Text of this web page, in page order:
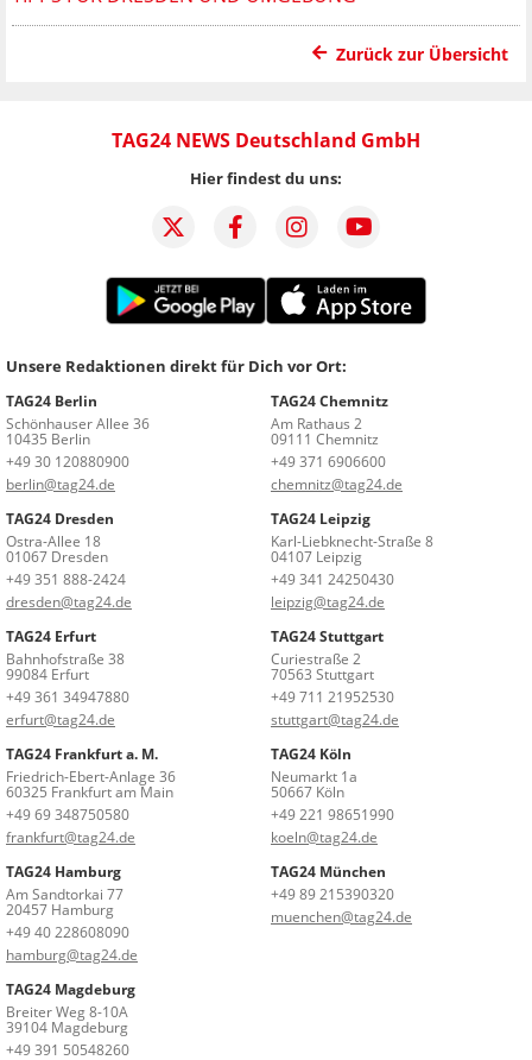
Zurück zur Übersicht
TAG24 NEWS Deutschland GmbH
Hier findest du uns:
Unsere Redaktionen direkt für Dich vor Ort:
TAG24 Berlin
Schönhauser Allee 36
10435 Berlin
+49 30 120880900
berlin@tag24.de
TAG24 Chemnitz
Am Rathaus 2
09111 Chemnitz
+49 371 6906600
chemnitz@tag24.de
TAG24 Dresden
Ostra-Allee 18
01067 Dresden
+49 351 888-2424
dresden@tag24.de
TAG24 Leipzig
Karl-Liebknecht-Straße 8
04107 Leipzig
+49 341 24250430
leipzig@tag24.de
TAG24 Erfurt
Bahnhofstraße 38
99084 Erfurt
+49 361 34947880
erfurt@tag24.de
TAG24 Stuttgart
Curiestraße 2
70563 Stuttgart
+49 711 21952530
stuttgart@tag24.de
TAG24 Frankfurt a. M.
Friedrich-Ebert-Anlage 36
60325 Frankfurt am Main
+49 69 348750580
frankfurt@tag24.de
TAG24 Köln
Neumarkt 1a
50667 Köln
+49 221 98651990
koeln@tag24.de
TAG24 Hamburg
Am Sandtorkai 77
20457 Hamburg
+49 40 228608090
hamburg@tag24.de
TAG24 München
+49 89 215390320
muenchen@tag24.de
TAG24 Magdeburg
Breiter Weg 8-10A
39104 Magdeburg
+49 391 50548260